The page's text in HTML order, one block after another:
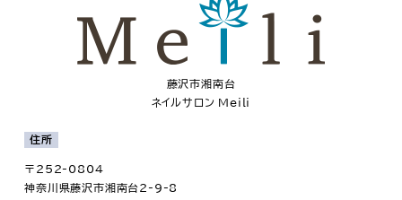
藤沢市湘南台
ネイルサロン Meili
住所
〒252-0804
神奈川県藤沢市湘南台2-9-8